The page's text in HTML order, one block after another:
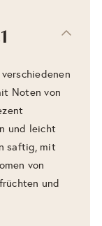
Noten von
und leicht
saftig, mit
von
und